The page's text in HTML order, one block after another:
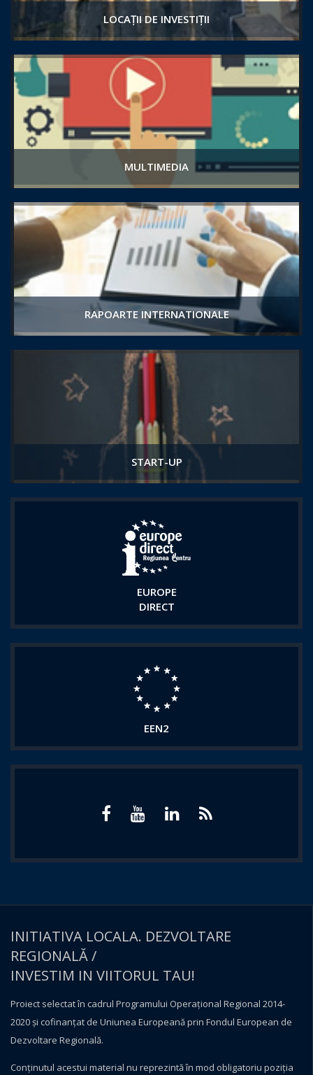
LOCAȚII DE INVESTIȚII
MULTIMEDIA
RAPOARTE INTERNATIONALE
START-UP
EUROPE
DIRECT
EEN2
INITIATIVA LOCALA. DEZVOLTARE
REGIONALĂ /
INVESTIM IN VIITORUL TAU!
Proiect selectat în cadrul Programului Operațional Regional 2014-
2020 și cofinanțat de Uniunea Europeană prin Fondul European de
Dezvoltare Regională.
Conţinutul acestui material nu reprezintă în mod obligatoriu poziţia